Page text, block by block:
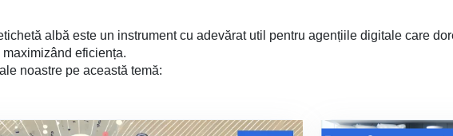
albă este un instrument cu adevărat util pentru agențiile digitale care
eficiența.
noastre pe această temă: